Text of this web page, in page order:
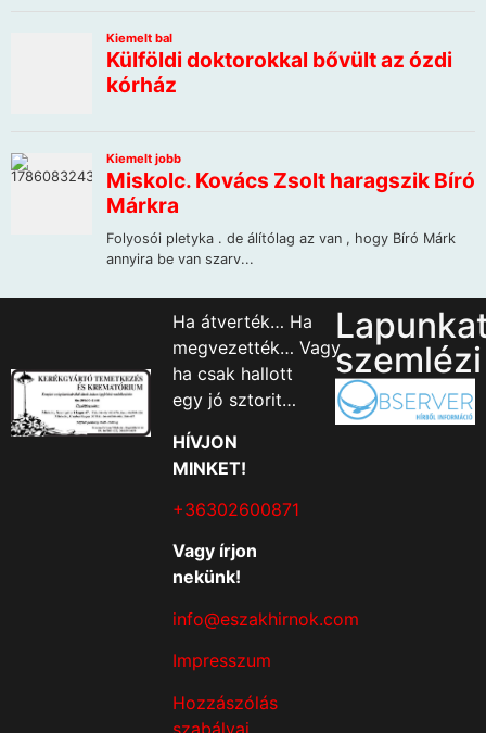
Ha átverték… Ha
megvezették… Vagy
ha csak hallott
egy jó sztorit…
HÍVJON
MINKET!
+36302600871
Vagy írjon
nekünk!
info@eszakhirnok.com
Impresszum
Hozzászólás
szabályai
szemlézi